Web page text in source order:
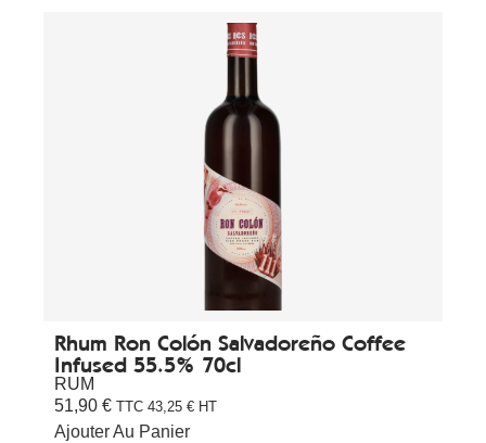
Rhum Ron Colón Salvadoreño Coffee
Infused 55.5% 70cl
RUM
51,90 € TTC 43,25 € HT
Ajouter Au Panier